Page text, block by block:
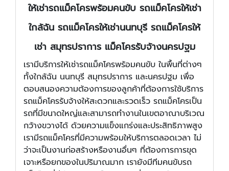
ให้เช่ารถแม็คโครพร้อมคนขับ รถแม็คโครให้เช่า
ใกล้ฉัน รถแม็คโครให้เช่านนทบุรี รถแม็คโครให้
เช่า สมุทรปราการ แม็คโครรับจ้างนครปฐม
เรามีบริการให้เช่ารถแม็คโครพร้อมคนขับ ในพื้นที่ต่างๆ
ทั้งใกล้ฉัน นนทบุรี สมุทรปราการ และนครปฐม เพื่อ
ตอบสนองความต้องการของลูกค้าที่ต้องการใช้บริการ
รถแม็คโครรับจ้างให้สะดวกและรวดเร็ว รถแม็คโครเป็น
รถที่มีขนาดใหญ่และสามารถทำงานในเขตอาณาบริเวณ
กว้างขวางได้ ด้วยความแข็งแกร่งและประสิทธิภาพสูง
เรามีรถแม็คโครที่มีความพร้อมให้บริการตลอดเวลา ไม่
ว่าจะเป็นงานก่อสร้างหรืองานอื่นๆ ที่ต้องการการขุด
เจาะหรือยกของในปริมาณมาก เรายังมีทีมคนขับรถ